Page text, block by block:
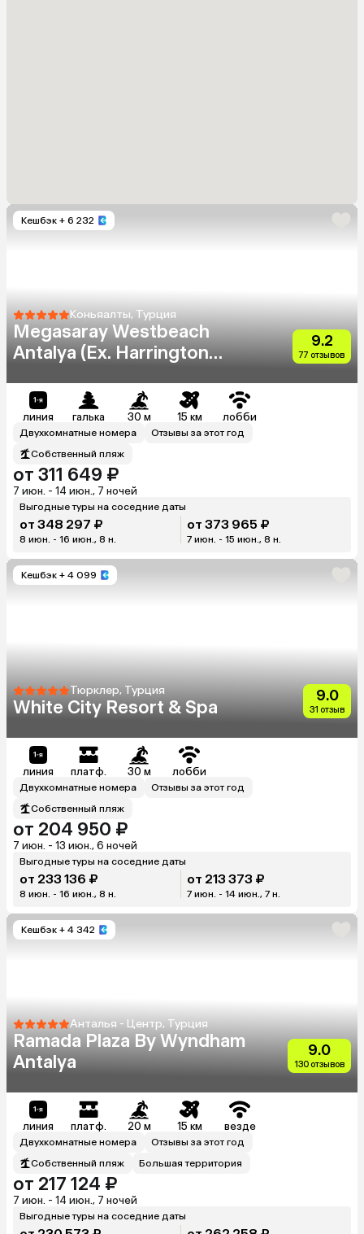
Кешбэк + 6 232
Коньяалты, Турция
Megasaray Westbeach
Antalya (Ex. Harrington
9.2
77 отзывов
линия галька 30 м 15 км лобби
Двухкомнатные номера
Отзывы за этот год
Собственный пляж
от 311 649 ₽
7 июн. - 14 июн., 7 ночей
Выгодные туры на соседние даты
от 348 297 ₽
8 июн. - 16 июн., 8 н.
от 373 965 ₽
7 июн. - 15 июн., 8 н.
Кешбэк + 4 099
Тюрклер, Турция
White City Resort & Spa
9.0
31 отзыв
линия платф. 30 м лобби
Двухкомнатные номера
Отзывы за этот год
Собственный пляж
от 204 950 ₽
7 июн. - 13 июн., 6 ночей
Выгодные туры на соседние даты
от 233 136 ₽
8 июн. - 16 июн., 8 н.
от 213 373 ₽
7 июн. - 14 июн., 7 н.
Кешбэк + 4 342
Анталья - Центр, Турция
Ramada Plaza By Wyndham
Antalya
9.0
130 отзывов
линия платф. 20 м 15 км везде
Двухкомнатные номера
Отзывы за этот год
Собственный пляж
Большая территория
от 217 124 ₽
7 июн. - 14 июн., 7 ночей
Выгодные туры на соседние даты